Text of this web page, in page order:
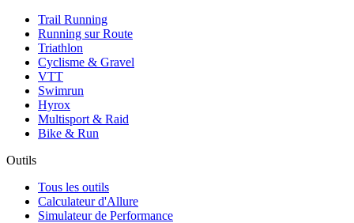
Trail Running
Running sur Route
Triathlon
Cyclisme & Gravel
VTT
Swimrun
Hyrox
Multisport & Raid
Bike & Run
Outils
Tous les outils
Calculateur d'Allure
Simulateur de Performance